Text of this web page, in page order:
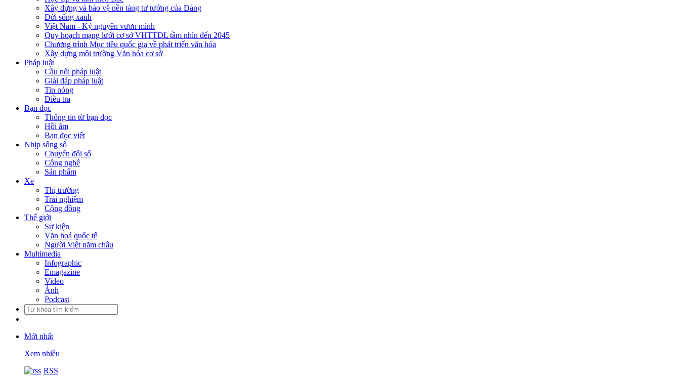
Xây dựng và bảo vệ nền tảng tư tưởng của Đảng
Đời sống xanh
Việt Nam - Kỷ nguyên vươn mình
Quy hoạch mạng lưới cơ sở VHTTDL tầm nhìn đến 2045
Chương trình Mục tiêu quốc gia về phát triển văn hóa
Xây dựng môi trường Văn hóa cơ sở
Pháp luật
Cầu nối pháp luật
Giải đáp pháp luật
Tin nóng
Điều tra
Bạn đọc
Thông tin từ bạn đọc
Hồi âm
Bạn đọc viết
Nhịp sống số
Chuyển đổi số
Công nghệ
Sản phẩm
Xe
Thị trường
Trải nghiệm
Cộng đồng
Thế giới
Sự kiện
Văn hoá quốc tế
Người Việt năm châu
Multimedia
Infographic
Emagazine
Video
Ảnh
Podcast
Mới nhất
Xem nhiều
RSS